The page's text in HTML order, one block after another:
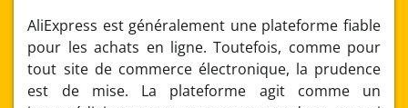
AliExpress est généralement une plateforme fiable
pour les achats en ligne. Toutefois, comme pour
tout site de commerce électronique, la prudence
est de mise. La plateforme agit comme un